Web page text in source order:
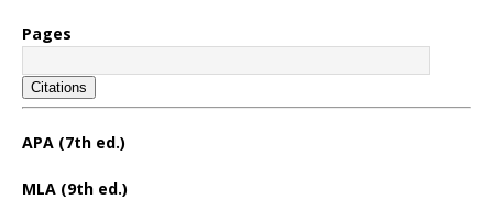
Pages
Citations
APA (7th ed.)
MLA (9th ed.)